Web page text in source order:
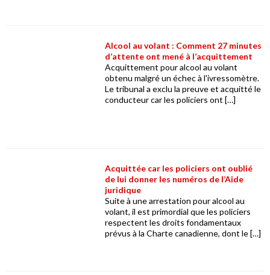
Alcool au volant : Comment 27 minutes
d’attente ont mené à l’acquittement
Acquittement pour alcool au volant
obtenu malgré un échec à l'ivressomètre.
Le tribunal a exclu la preuve et acquitté le
conducteur car les policiers ont […]
Acquittée car les policiers ont oublié
de lui donner les numéros de l’Aide
juridique
Suite à une arrestation pour alcool au
volant, il est primordial que les policiers
respectent les droits fondamentaux
prévus à la Charte canadienne, dont le […]